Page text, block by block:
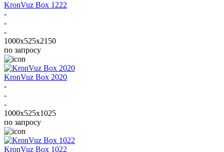
KronVuz Box 1222
-
-
-
1000x525x2150
по запросу
KronVuz Box 2020
-
-
-
1000x525x1025
по запросу
KronVuz Box 1022